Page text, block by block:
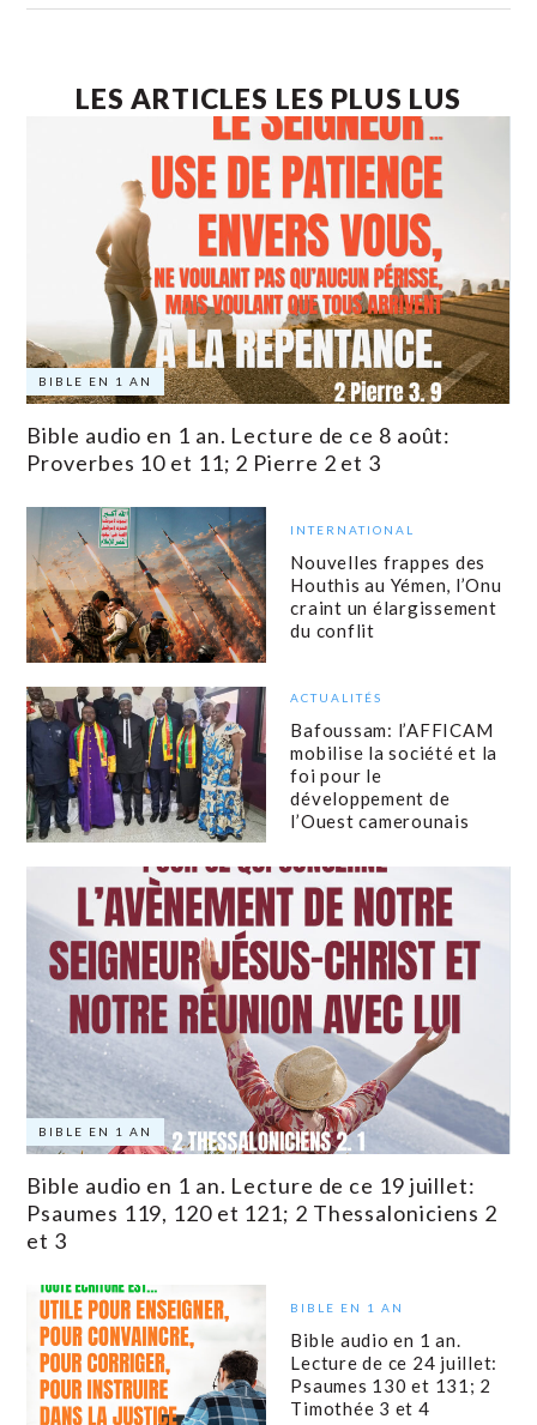
LES ARTICLES LES PLUS LUS
BIBLE EN 1 AN
Bible audio en 1 an. Lecture de ce 8 août:
Proverbes 10 et 11; 2 Pierre 2 et 3
INTERNATIONAL
Nouvelles frappes des
Houthis au Yémen, l’Onu
craint un élargissement
du conflit
ACTUALITÉS
Bafoussam: l’AFFICAM
mobilise la société et la
foi pour le
développement de
l’Ouest camerounais
BIBLE EN 1 AN
Bible audio en 1 an. Lecture de ce 19 juillet:
Psaumes 119, 120 et 121; 2 Thessaloniciens 2
et 3
BIBLE EN 1 AN
Bible audio en 1 an.
Lecture de ce 24 juillet:
Psaumes 130 et 131; 2
Timothée 3 et 4